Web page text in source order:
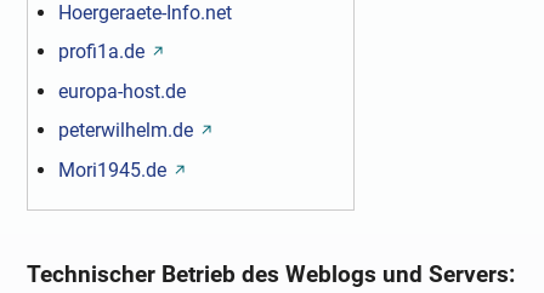
Hoergeraete-Info.net
profi1a.de
europa-host.de
peterwilhelm.de
Mori1945.de
Technischer Betrieb des Weblogs und Servers: